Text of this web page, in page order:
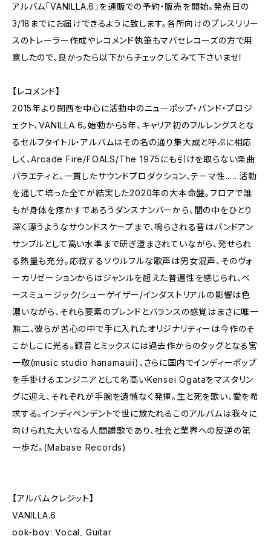
アルバム「VANILLA.6」を通販での予約・販売を開始。発売日の
3/18までにお届けできるように致します。各所向けのプレスリリー
スのトレーラー作成やレコメンド執筆もマバセレコーズの方で用
意したので、良かったら以下からチェックしてみて下さいませ！
【レコメンド】
2015年より関西を中心に活動中のニューポップ・バンド・プロジ
ェクト、VANILLA.6。始動から5年、キャリア初のフルレングスとな
るセルフタイトル・アルバムはその名の通り集大成と呼ぶに相応
しく、Arcade Fire/FOALS/The 1975にも引けを取らない楽曲
バラエティと、一貫したサウンドプロダクション、テーマ性......活動
を通して培った全てが結実した2020年の大本命盤。フロアで誰
もが身体を疼かすであろうダンスナンバーから、闇の中をひとり
深く漂うようなサウンドスケープまで、鳴らされる音はバンドアン
サンブルとして高い水準まで研ぎ澄まされていながら、発せられ
る熱量も充分。応戦するソウルフルな歌声は男女混声、そのヴォ
ーカリゼーションからはジャンルを超えた普遍性を感じられ、ベ
ースミュージック/シューゲイザー/インダストリアルの影響は色
濃いながら、それら要素のブレンドとバランスの感覚はまさに唯一
無二、彼らが苦心の中で手に入れたオリジナリティーは今作のそ
こかしこに光る。録音とミックスには過去作からのタッグとなる宮
一敬(music studio hanamauii)、さらに国内でインディーポップ
を手掛けるエンジニアとして名高いKensei Ogataをマスタリン
グに迎え、それぞれが手腕を遺憾なく発揮。生と死を歌い、愛を希
求する。インディペンデントで世に放たれるこのアルバムは我々に
向けられた大いなる人間讃歌であり、社会と業界への反逆の第
一歩だ。(Mabase Records)
【アルバムクレジット】
VANILLA.6
ook-boy: Vocal, Guitar